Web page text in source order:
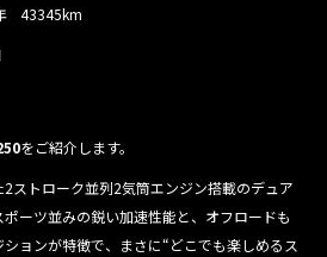
43345km
をご紹介します。
ストローク並列2気筒エンジン搭載のデュア
ーツ並みの鋭い加速性能と、オフロードも
ョンが特徴で、まさに“どこでも楽しめるス